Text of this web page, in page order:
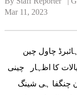
Mar 11, 2023
چاول چین
کا اظہار چینی
چنگفا ہی شینگ